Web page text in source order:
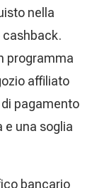
nella
cashback.
programma
affiliato
pagamento
e una soglia
bancario